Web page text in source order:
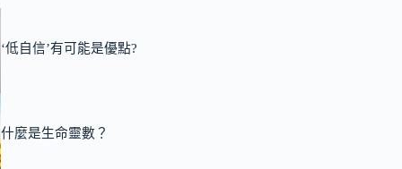
‘低自信’有可能是優點?
什麼是生命靈數？